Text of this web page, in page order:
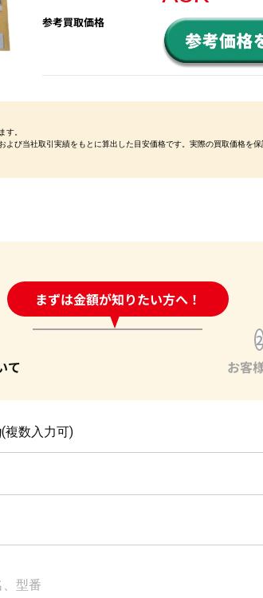
参考買取価格
す。
よび当社取引実績をもとに算出した目安価格です。実際の買取価格を
まずは金額が知りたい方へ！
24時間受付中!問い合わせフォーム
て
2
お客
(複数入力可)